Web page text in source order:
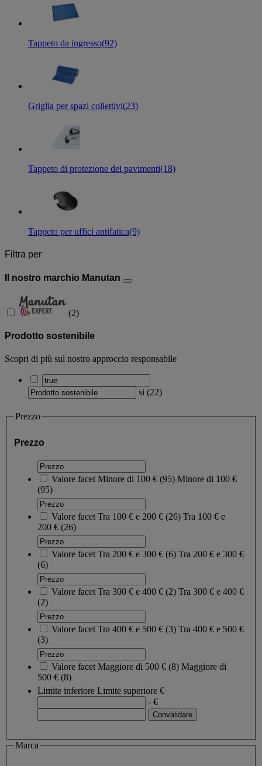
Tappeto da ingresso(92)
Griglia per spazi collettivi(23)
Tappeto di protezione dei pavimenti(18)
Tappeto per uffici antifatica(9)
Filtra per
Il nostro marchio Manutan
(2)
Prodotto sostenibile
Scopri di più sul nostro approccio responsabile
si (22)
Prezzo
Prezzo
Valore facet Minore di 100 € (95) Minore di 100 €
(95)
Valore facet Tra 100 € e 200 € (26) Tra 100 € e
200 € (26)
Valore facet Tra 200 € e 300 € (6) Tra 200 € e 300 €
(6)
Valore facet Tra 300 € e 400 € (2) Tra 300 € e 400 €
(2)
Valore facet Tra 400 € e 500 € (3) Tra 400 € e 500 €
(3)
Valore facet Maggiore di 500 € (8) Maggiore di
500 € (8)
Limite inferiore Limite superiore €
- €
Marca